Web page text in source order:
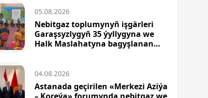
05.08.2026
Nebitgaz toplumynyň işgärleri
Garaşsyzlygyň 35 ýyllygyna we
Halk Maslahatyna bagyşlanan
04.08.2026
Astanada geçirilen «Merkezi Aziýa
– Koreýa» forumynda nebitgaz we